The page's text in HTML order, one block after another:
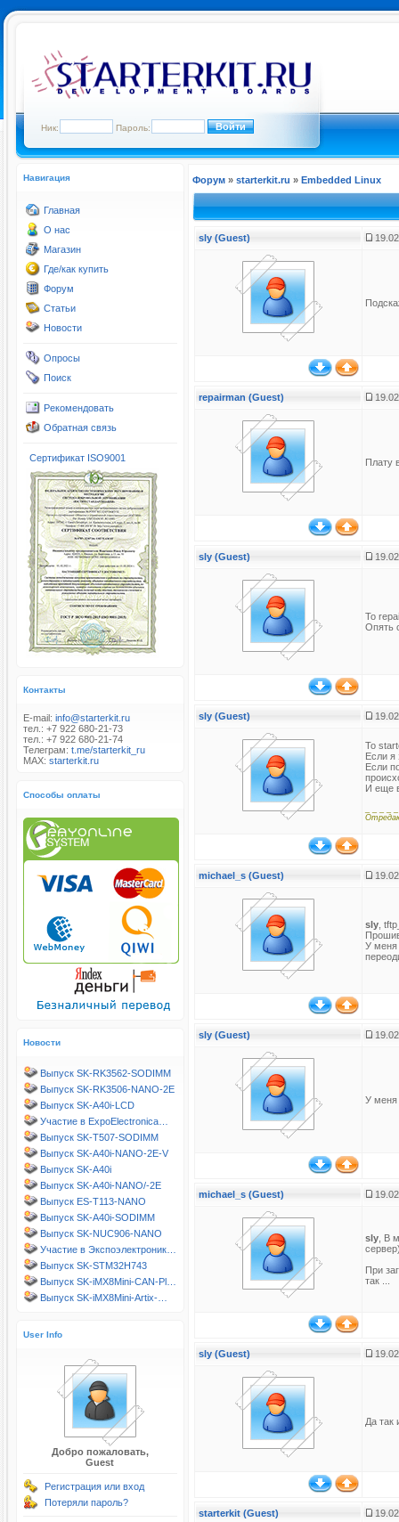
Ник: Пароль:
Навигация
Главная
О нас
Магазин
Где/как купить
Форум
Статьи
Новости
Опросы
Поиск
Рекомендовать
Обратная связь
Сертификат ISO9001
Контакты
E-mail: info@starterkit.ru
тел.: +7 922 680-21-73
тел.: +7 922 680-21-74
Телеграм: t.me/starterkit_ru
MAX: starterkit.ru
Способы оплаты
Новости
Выпуск SK-RK3562-SODIMM
Выпуск SK-RK3506-NANO-2E
Выпуск SK-A40i-LCD
Участие в ExpoElectronica…
Выпуск SK-T507-SODIMM
Выпуск SK-A40i-NANO-2E-V
Выпуск SK-A40i
Выпуск SK-A40i-NANO/-2E
Выпуск ES-T113-NANO
Выпуск SK-A40i-SODIMM
Выпуск SK-NUC906-NANO
Участие в Экспоэлектроник…
Выпуск SK-STM32H743
Выпуск SK-iMX8Mini-CAN-Pl…
Выпуск SK-iMX8Mini-Artix-…
User Info
Добро пожаловать,
Guest
Регистрация или вход
Потеряли пароль?
Форум » starterkit.ru » Embedded Linux
sly (Guest)
repairman (Guest)
Плату
sly (Guest)
To
Опять
sly (Guest)
To
Если я
Если
И еще
michael_s (Guest)
sly ,
У меня
sly (Guest)
У меня
michael_s (Guest)
sly , В
При
так ...
sly (Guest)
Да так
starterkit (Guest)